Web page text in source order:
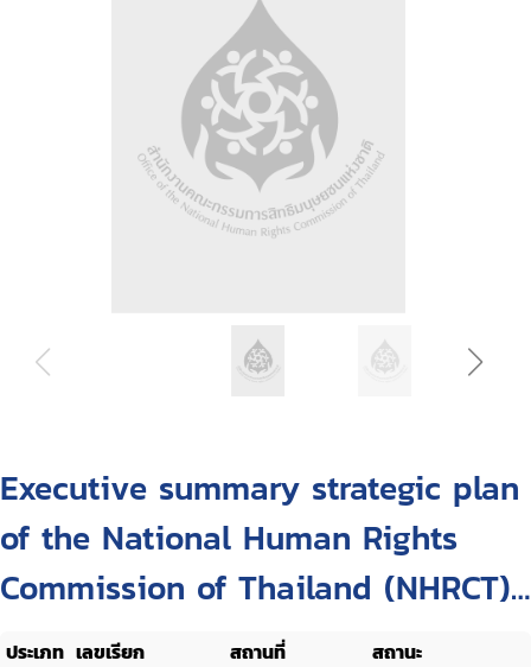
Executive summary strategic plan
of the National Human Rights
Commission of Thailand (NHRCT),
B.E. 2566 - 2570 (2023-2027)
ประเภท เลขเรียก สถานที่
สถานะ